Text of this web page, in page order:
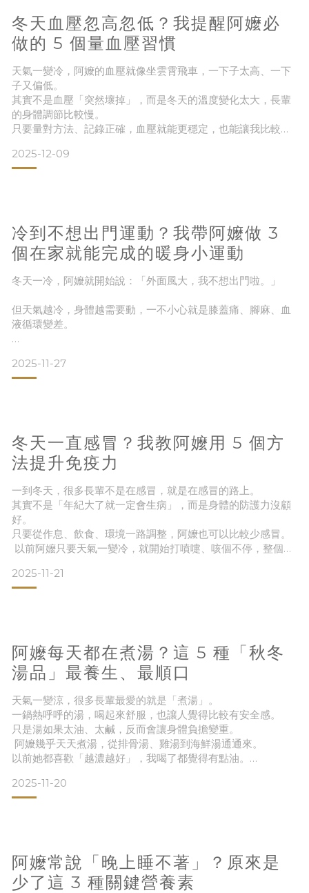
冬天血壓忽高忽低？我提醒阿嬤必
做的 5 個量血壓習慣
天氣一變冷，阿嬤的血壓就像坐雲霄飛車，一下子太高、一下
子又偏低。
其實不是血壓「突然壞掉」，而是冬天的溫度變化太大，長輩
的身體調節比較慢。
只要量對方法、記錄正確，血壓就能更穩定，也能讓我比較安
記得以前冬天只要特別冷，阿嬤起床後臉色都白白的，我摸她
的手都是冰的。
今天把我幫阿嬤整理的 5 個冬天必做的量血壓習慣 分享給你，
希望也能幫助家裡的長輩。圖｜冬天血壓不穩？量
2025-12-09
冷到不想出門運動？我帶阿嬤做 3
個在家就能完成的暖身小運動
冬天一冷，阿嬤就開始說：「外面風大，我不想出門啦。」
但天氣越冷，身體越需要動，一不小心就是膝蓋痛、腳麻、血
液循環變差。
身體活動起來。
我慢慢發現：只要把運動變得簡單、溫暖、又能坐著完成，阿
嬤反而更願意開始動一動。
這篇分享我陪阿嬤在家做的 3 個暖身小運動＋實用小幫手，讓
長輩冬天也能輕鬆動、動得安全。圖｜在家也能輕輕鬆鬆做暖
身運動
① 坐著抬腿 × 電動健步機：
2025-11-27
冬天一直感冒？我教阿嬤用 5 個方
法提升免疫力
一到冬天，很多長輩不是在感冒，就是在感冒的路上。
其實不是「年紀大了就一定會生病」，而是身體的防護力沒顧
好。
只要從作息、飲食、環境一路調整，阿嬤也可以比較少感冒。
以前阿嬤只要天氣一變冷，就開始打噴嚏、咳個不停，整個冬
後來我不只幫她多穿一件外套，更從「睡眠、營養、腸胃、環
境、活動量」這幾個方向慢慢調整。
① 睡眠要穩定
2025-11-21
阿嬤每天都在煮湯？這 5 種「秋冬
湯品」最養生、最順口
天氣一變涼，很多長輩最愛的就是「煮湯」。
一鍋熱呼呼的湯，喝起來舒服，也讓人覺得比較有安全感。
只是湯如果太油、太鹹，反而會讓身體負擔變重。
阿嬤幾乎天天煮湯，從排骨湯、雞湯到海鮮湯通通來。
以前她都喜歡「越濃越好」，我喝了都覺得有點油。
類，配飯配粥都很剛好。
今天就整理我最推薦的 5 種秋冬湯品，讓阿嬤喝得順口、身體
2025-11-20
阿嬤常說「晚上睡不著」？原來是
少了這 3 種關鍵營養素